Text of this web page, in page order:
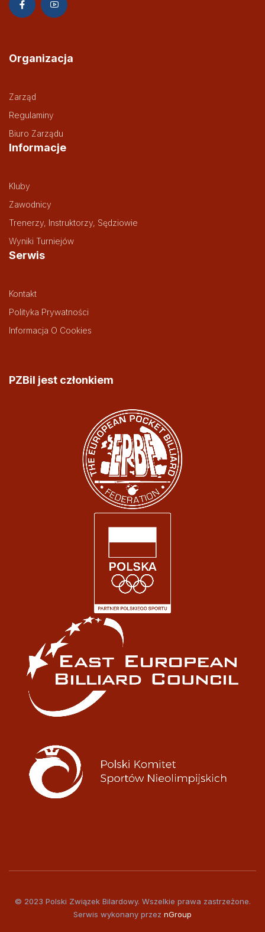
Organizacja
Zarząd
Regulaminy
Biuro Zarządu
Informacje
Kluby
Zawodnicy
Trenerzy, Instruktorzy, Sędziowie
Wyniki Turniejów
Serwis
Kontakt
Polityka Prywatności
Informacja O Cookies
PZBil jest członkiem
© 2023 Polski Związek Bilardowy. Wszelkie prawa zastrzeżone.
Serwis wykonany przez nGroup